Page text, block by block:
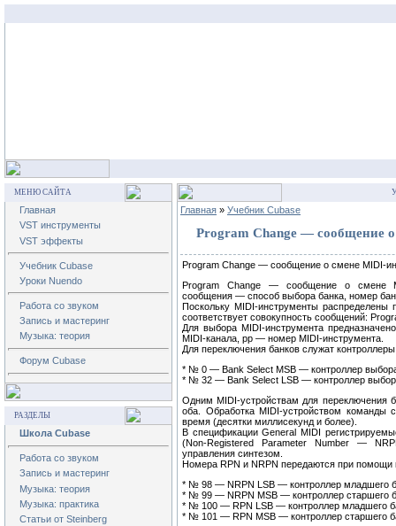
МЕНЮ САЙТА
Главная
VST инструменты
VST эффекты
Учебник Cubase
Уроки Nuendo
Работа со звуком
Запись и мастеринг
Музыка: теория
Форум Cubase
РАЗДЕЛЫ
Школа Cubase
Работа со звуком
Запись и мастеринг
Музыка: теория
Музыка: практика
Статьи от Steinberg
Главная » Учебник Cubase
Program Change — сообщение
Program Change — сообщение о смене MIDI-
Program Change — сообщение о смене
сообщения — способ выбора банка, номер
Поскольку MIDI-инструменты
соответствует совокупность сообщений:
Для выбора MIDI-инструмента
MIDI-канала, pp — номер MIDI-инструмента.
Для переключения банков служат
* № 0 — Bank Select MSB — контроллер
* № 32 — Bank Select LSB — контроллер
Одним MIDI-устройствам для переключения
оба. Обработка MIDI-устройством команды
время (десятки миллисекунд и более).
В спецификации General MIDI
(Non-Registered Parameter Number —
управления синтезом.
Номера RPN и NRPN передаются при помощи
* № 98 — NRPN LSB — контроллер младшего
* № 99 — NRPN MSB — контроллер старшего
* № 100 — RPN LSB — контроллер младшего
* № 101 — RPN MSB — контроллер старшего